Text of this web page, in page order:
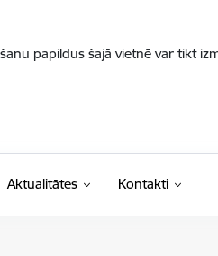
papildus šajā vietnē var tikt
Aktualitātes Kontakti